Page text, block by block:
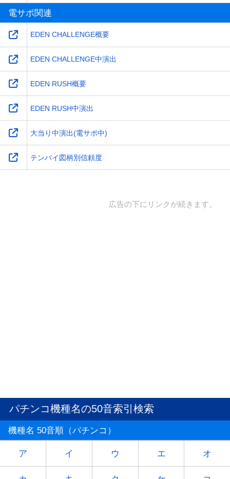
電サポ関連
EDEN CHALLENGE概要
EDEN CHALLENGE中演出
EDEN RUSH概要
EDEN RUSH中演出
大当り中演出(電サポ中)
テンパイ図柄別信頼度
広告の下にリンクが続きます。
パチンコ機種名の50音索引検索
機種名 50音順（パチンコ）
ア イ ウ エ オ